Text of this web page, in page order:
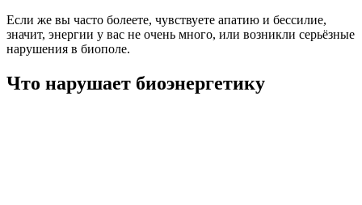
Если же вы часто болеете, чувствуете апатию и бессилие,
значит, энергии у вас не очень много, или возникли серьёзные
нарушения в биополе.
Что нарушает биоэнергетику